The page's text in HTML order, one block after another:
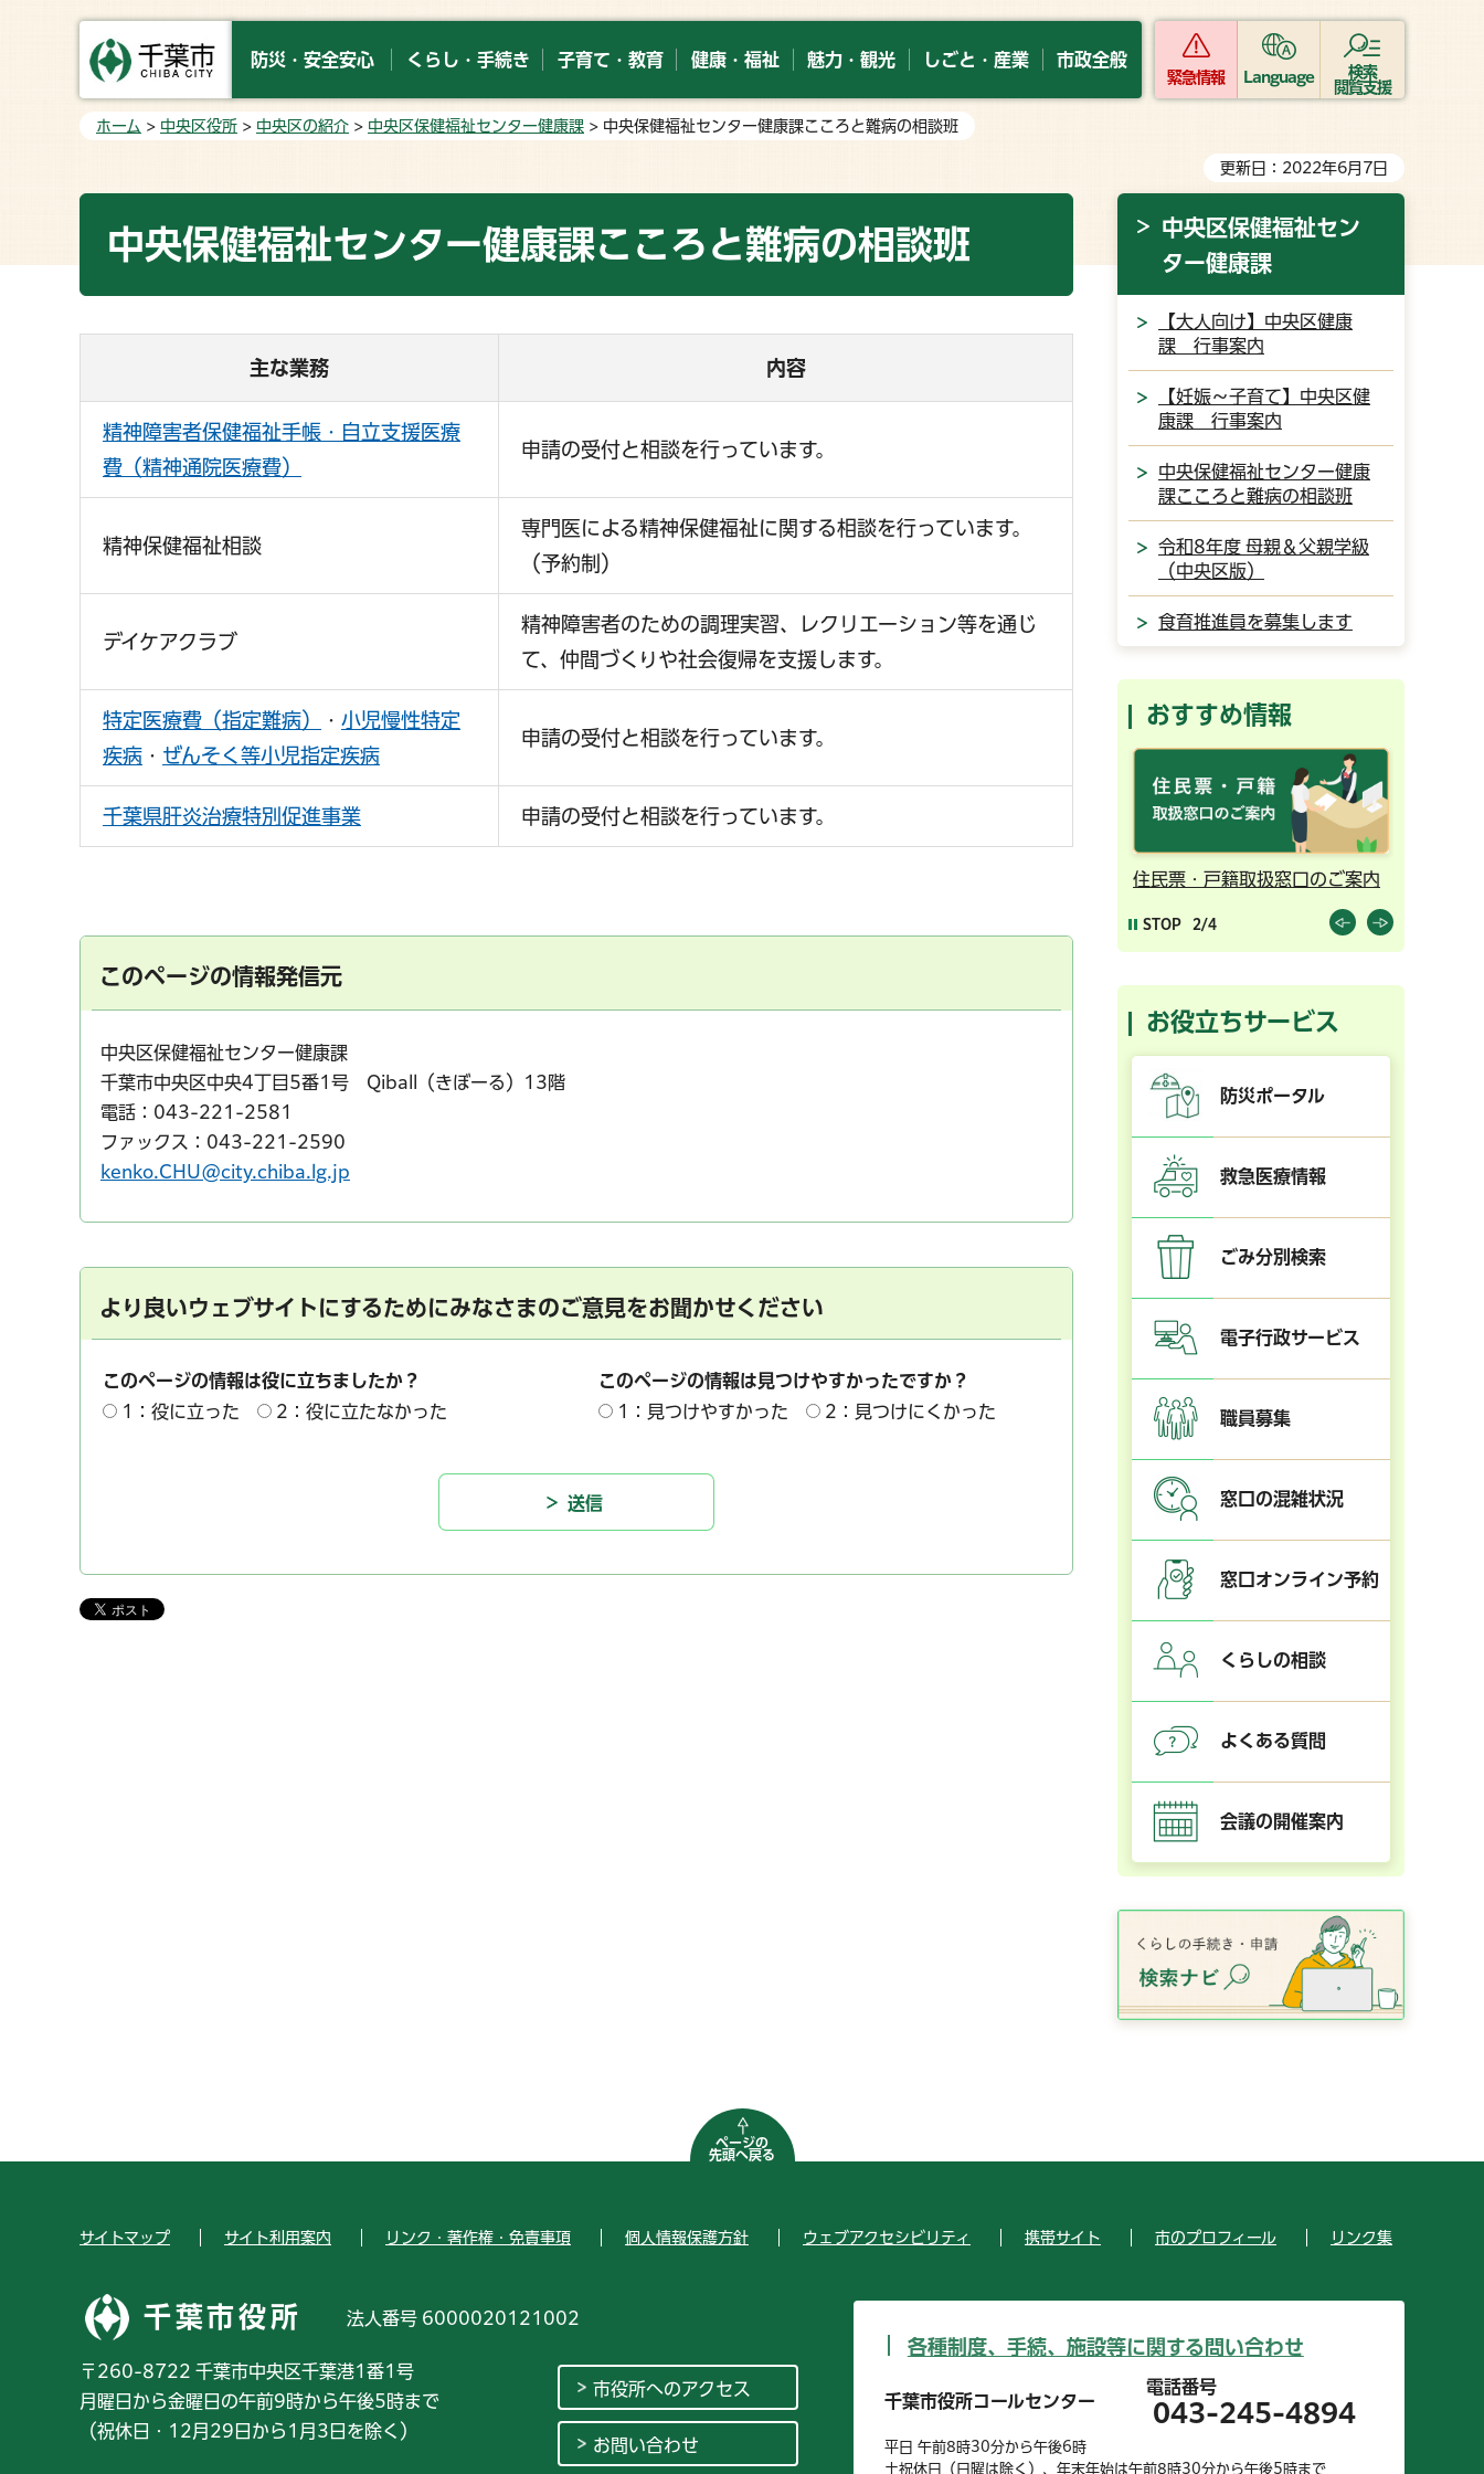
防災・安全安心 くらし・手続き 子育て・教育 健康・福祉 魅力・観光 しごと・産業 市政全般
緊急情報 Language
検索
閲覧支援
ホーム > 中央区役所 > 中央区の紹介 > 中央区保健福祉センター健康課 > 中央保健福祉センター健康課こころと難病の相談班
更新日：2022年6月7日
中央保健福祉センター健康課こころと難病の相談班
主な業務 内容
精神障害者保健福祉手帳・自立支援医療
費（精神通院医療費）
申請の受付と相談を行っています。
精神保健福祉相談
専門医による精神保健福祉に関する相談を行っています。
（予約制）
デイケアクラブ
精神障害者のための調理実習、レクリエーション等を通じ
て、仲間づくりや社会復帰を支援します。
特定医療費（指定難病） ・ 小児慢性特定
疾病 ・ ぜんそく等小児指定疾病
申請の受付と相談を行っています。
千葉県肝炎治療特別促進事業 申請の受付と相談を行っています。
このページの情報発信元
中央区保健福祉センター健康課
千葉市中央区中央4丁目5番1号 Qiball（きぼーる）13階
電話：043-221-2581
ファックス：043-221-2590
kenko.CHU@city.chiba.lg.jp
より良いウェブサイトにするためにみなさまのご意見をお聞かせください
このページの情報は役に立ちましたか？
1：役に立った
2：役に立たなかった
このページの情報は見つけやすかったですか？
1：見つけやすかった
2：見つけにくかった
中央区保健福祉セン
ター健康課
【大人向け】中央区健康
課 行事案内
【妊娠～子育て】中央区健
康課 行事案内
中央保健福祉センター健康
課こころと難病の相談班
令和8年度 母親＆父親学級
（中央区版）
食育推進員を募集します
おすすめ情報
住民票・戸籍取扱窓口のご案内
STOP 2/4
お役立ちサービス
防災ポータル
救急医療情報
ごみ分別検索
電子行政サービス
職員募集
窓口の混雑状況
窓口オンライン予約
くらしの相談
よくある質問
会議の開催案内
ページの
先頭へ戻る
サイトマップ サイト利用案内 リンク・著作権・免責事項 個人情報保護方針 ウェブアクセシビリティ 携帯サイト 市のプロフィール リンク集
千葉市役所 法人番号 6000020121002
〒260-8722 千葉市中央区千葉港1番1号
月曜日から金曜日の午前9時から午後5時まで
（祝休日・12月29日から1月3日を除く）
市役所へのアクセス
お問い合わせ
各種制度、手続、施設等に関する問い合わせ
千葉市役所コールセンター
電話番号
043-245-4894
平日 午前8時30分から午後6時
土祝休日（日曜は除く）、年末年始は午前8時30分から午後5時まで